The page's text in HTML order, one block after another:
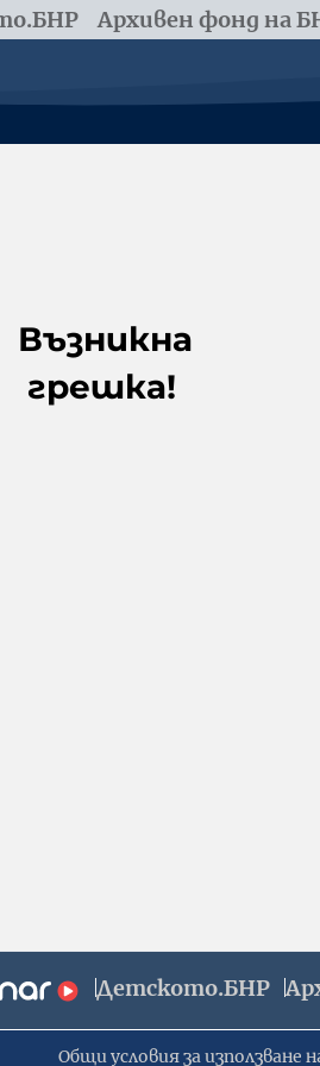
Архивен фонд на
Възникна
грешка!
Детското.БНР
Общи условия за използване